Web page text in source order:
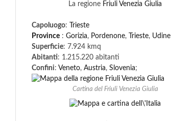
La regione Friuli Venezia Giulia
Capoluogo:
Trieste
Province : Gorizia, Pordenone, Trieste, Udine
Superficie: 7.924 kmq
Abitanti: 1.215.220 abitanti
Confini: Veneto, Austria, Slovenia;
Cartina del Friuli Venezia Giulia